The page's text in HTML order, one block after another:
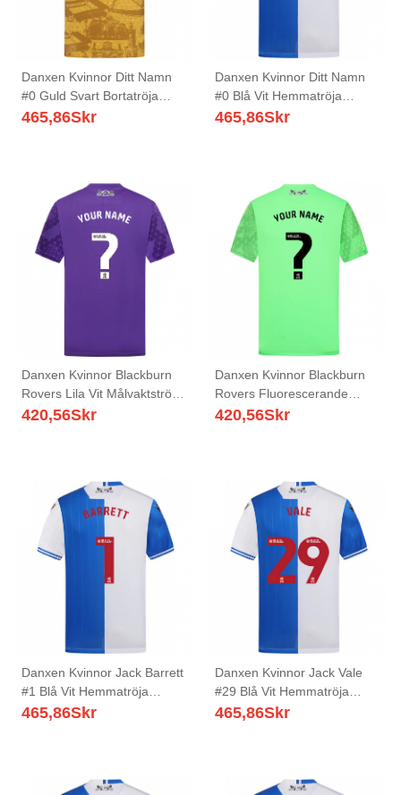
Danxen Kvinnor Ditt Namn
#0 Guld Svart Bortatröja
Matchtröjor 2025/26 Tröjor
465,86Skr
Danxen Kvinnor Ditt Namn
#0 Blå Vit Hemmatröja
Matchtröjor 2025/26 Tröjor
465,86Skr
Danxen Kvinnor Blackburn
Rovers Lila Vit Målvaktströja
2025/26 T-tröja
420,56Skr
Danxen Kvinnor Blackburn
Rovers Fluorescerande
Grön Målvaktströja 2025/26
420,56Skr
Danxen Kvinnor Jack Barrett
#1 Blå Vit Hemmatröja
Matchtröjor 2025/26 Tröjor
465,86Skr
Danxen Kvinnor Jack Vale
#29 Blå Vit Hemmatröja
Matchtröjor 2025/26 Tröjor
465,86Skr